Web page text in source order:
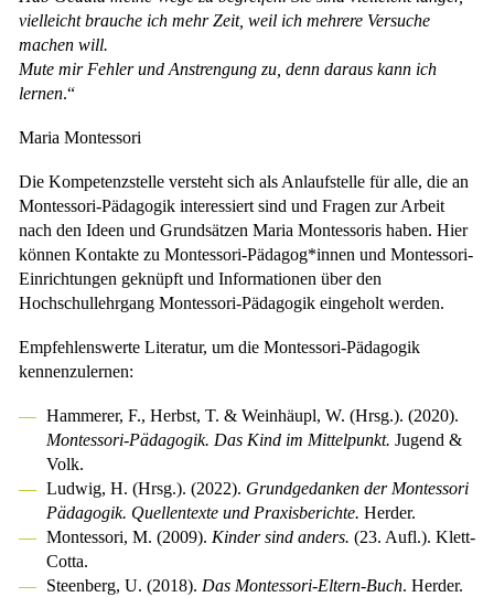
vielleicht brauche ich mehr Zeit, weil ich mehrere Versuche
machen will.
Mute mir Fehler und Anstrengung zu, denn daraus kann ich
lernen.“
Maria Montessori
Die Kompetenzstelle versteht sich als Anlaufstelle für alle, die an
Montessori-Pädagogik interessiert sind und Fragen zur Arbeit
nach den Ideen und Grundsätzen Maria Montessoris haben. Hier
können Kontakte zu Montessori-Pädagog*innen und Montessori-
Einrichtungen geknüpft und Informationen über den
Hochschullehrgang Montessori-Pädagogik eingeholt werden.
Empfehlenswerte Literatur, um die Montessori-Pädagogik
kennenzulernen:
Hammerer, F., Herbst, T. & Weinhäupl, W. (Hrsg.). (2020).
Montessori-Pädagogik. Das Kind im Mittelpunkt. Jugend &
Volk.
Ludwig, H. (Hrsg.). (2022). Grundgedanken der Montessori
Pädagogik. Quellentexte und Praxisberichte. Herder.
Montessori, M. (2009). Kinder sind anders. (23. Aufl.). Klett-
Cotta.
Steenberg, U. (2018). Das Montessori-Eltern-Buch. Herder.